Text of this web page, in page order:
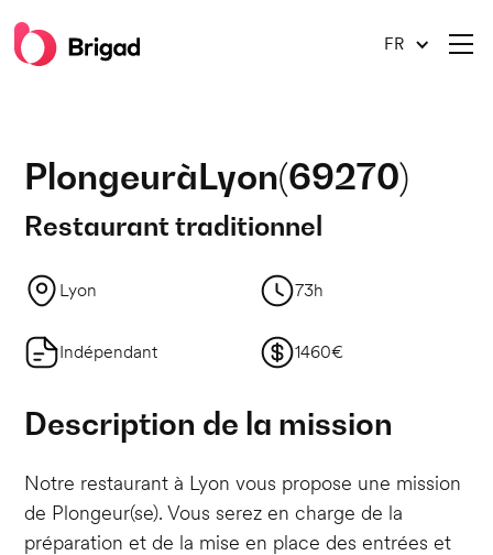
FR
PlongeuràLyon(69270)
Restaurant traditionnel
Lyon 73h
Indépendant 1460€
Description de la mission
Notre restaurant à Lyon vous propose une mission
de Plongeur(se). Vous serez en charge de la
préparation et de la mise en place des entrées et